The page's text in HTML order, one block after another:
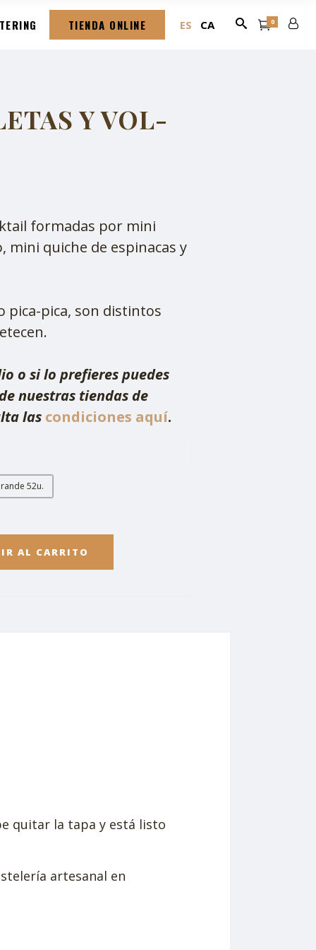
TIENDA ONLINE ES CA 0
Y VOL-
formadas por mini
mini quiche de espinacas y
pica-pica, son distintos
o si lo prefieres puedes
nuestras tiendas de
las condiciones aquí.
52u.
AL CARRITO
quitar la tapa y está listo
artesanal en